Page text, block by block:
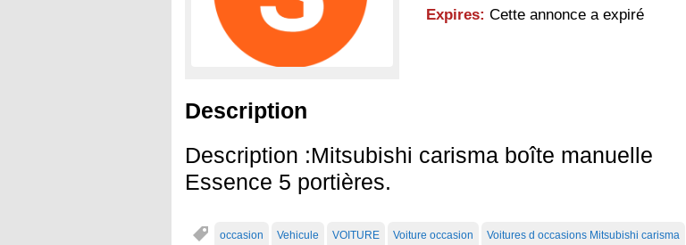
Expires: Cette annonce a expiré
Description
Description :Mitsubishi carisma boîte manuelle
Essence 5 portières.
occasion Vehicule VOITURE Voiture occasion Voitures d occasions Mitsubishi carisma